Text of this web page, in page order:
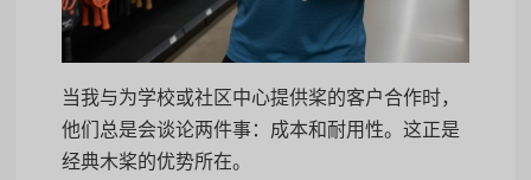
当我与为学校或社区中心提供桨的客户合作时，
他们总是会谈论两件事：成本和耐用性。这正是
经典木桨的优势所在。